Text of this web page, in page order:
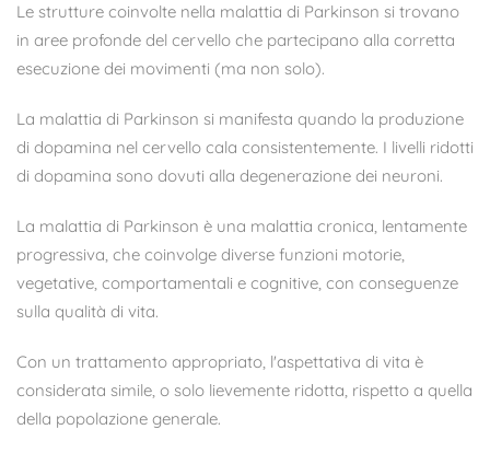
Le strutture coinvolte nella malattia di Parkinson si trovano
in aree profonde del cervello che partecipano alla corretta
esecuzione dei movimenti (ma non solo).
La malattia di Parkinson si manifesta quando la produzione
di dopamina nel cervello cala consistentemente. I livelli ridotti
di dopamina sono dovuti alla degenerazione dei neuroni.
La malattia di Parkinson è una malattia cronica, lentamente
progressiva, che coinvolge diverse funzioni motorie,
vegetative, comportamentali e cognitive, con conseguenze
sulla qualità di vita.
Con un trattamento appropriato, l'aspettativa di vita è
considerata simile, o solo lievemente ridotta, rispetto a quella
della popolazione generale.